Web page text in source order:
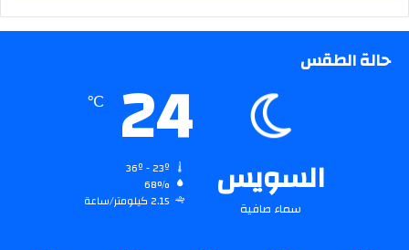
حالة الطقس
السويس
سماء صافية
24
℃
68%
2.15 كيلومتر/ساعة